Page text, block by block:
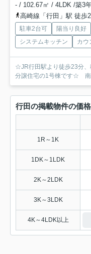
- / 102.67㎡ / 4LDK /築3
高崎線「行田」駅 徒歩
駐車2台可 陽当り良好
システムキッチン
カウ
☆JR行田駅より徒歩23分
分譲住宅の1号棟です☆
行田の掲載物件の価
1R～1K
1DK～1LDK
2K～2LDK
3K～3LDK
4K～4LDK以上